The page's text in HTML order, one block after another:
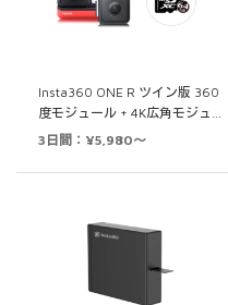
Insta360 ONE R ツイン版 360
度モジュール + 4K広角モジュ…
3日間：¥5,980～